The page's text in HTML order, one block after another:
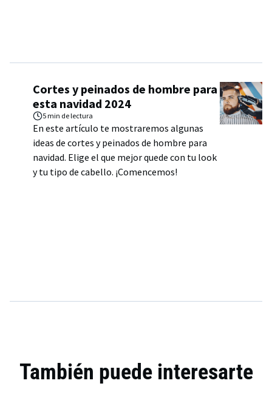
Cortes y peinados de hombre para
esta navidad 2024
5 min de lectura
En este artículo te mostraremos algunas
ideas de cortes y peinados de hombre para
navidad. Elige el que mejor quede con tu look
y tu tipo de cabello. ¡Comencemos!
También puede interesarte